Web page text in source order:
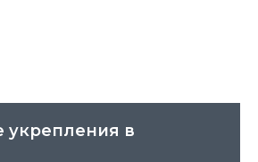
укрепления в